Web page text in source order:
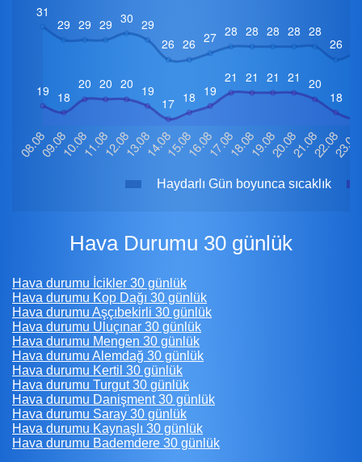
Haydarlı Gün boyunca sıcaklık
Hava Durumu 30 günlük
Hava durumu İcikler 30 günlük
Hava durumu Kop Dağı 30 günlük
Hava durumu Aşçıbekirli 30 günlük
Hava durumu Uluçınar 30 günlük
Hava durumu Mengen 30 günlük
Hava durumu Alemdağ 30 günlük
Hava durumu Kertil 30 günlük
Hava durumu Turgut 30 günlük
Hava durumu Danişment 30 günlük
Hava durumu Saray 30 günlük
Hava durumu Kaynaşlı 30 günlük
Hava durumu Bademdere 30 günlük